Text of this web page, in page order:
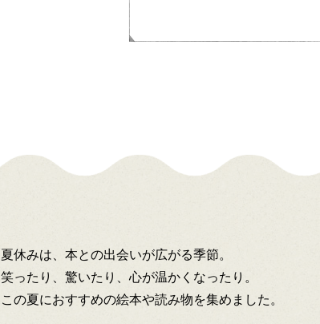
夏休みは、本との出会いが広がる季節。
笑ったり、驚いたり、心が温かくなったり。
この夏におすすめの絵本や読み物を集めました。